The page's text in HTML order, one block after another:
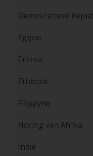
Demokratiese
Egipte
Eritrea
Ethiopië
Filippyne
Horing van Afrika
Indië